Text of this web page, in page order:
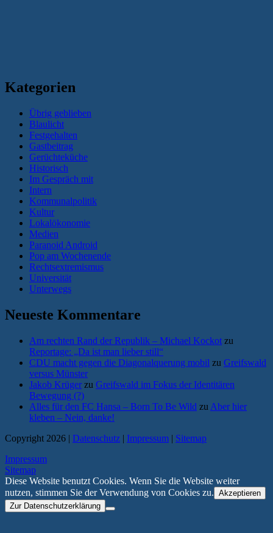
Kategorien
Übrig geblieben
Blaulicht
Festgehalten
Gastbeitrag
Gerüchteküche
Historisch
Im Gespräch mit
Intern
Kommunalpolitik
Kultur
Lokalökonomie
Medien
Paranoid Android
Pop am Wochenende
Rechtsextremismus
Universität
Unterwegs
Neueste Kommentare
Am rechten Rand der Republik – Michael Kockot zu
Reportage: „Da ist man lieber still“
CDU macht gegen die Diagonalquerung mobil zu Greifswald
versus Münster
Jakob Krüger zu Greifswald im Fokus der Identitären
Bewegung (?)
Alles für den FC Hansa – Born To Be Wild zu Aber hier
kleben – Nein, danke!
Copyright 2026 | Datenschutz | Impressum | Sitemap
Impressum
Sitemap
Diese Website benutzt Cookies. Wenn Sie die Website weiter
nutzen, stimmen Sie der Verwendung von Cookies zu. Akzeptieren
Zur Datenschutzerklärung